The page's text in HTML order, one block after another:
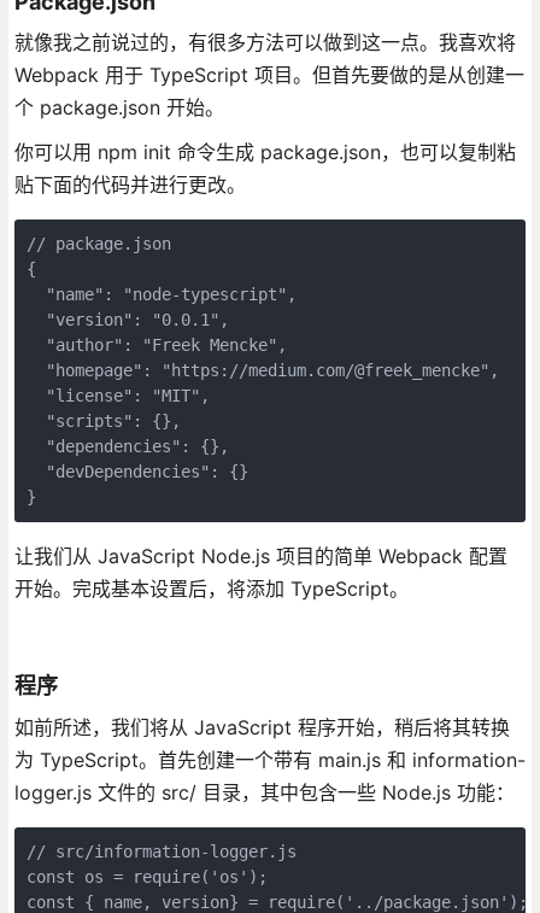
就像我之前说过的，有很多方法可以做到这一点。我喜欢将
Webpack 用于 TypeScript 项目。但首先要做的是从创建一
个 package.json 开始。
你可以用 npm init 命令生成 package.json，也可以复制粘
贴下面的代码并进行更改。
// package.json
{
  "name": "node-typescript",
  "version": "0.0.1",
  "author": "Freek Mencke",
  "homepage": "https://medium.com/@freek_mencke",
  "license": "MIT",
  "scripts": {},
  "dependencies": {},
  "devDependencies": {}
}
让我们从 JavaScript Node.js 项目的简单 Webpack 配置
开始。完成基本设置后，将添加 TypeScript。
程序
如前所述，我们将从 JavaScript 程序开始，稍后将其转换
为 TypeScript。首先创建一个带有 main.js 和 information-
logger.js 文件的 src/ 目录，其中包含一些 Node.js 功能：
// src/information-logger.js
const os = require('os');
const { name, version} = require('../package.json');